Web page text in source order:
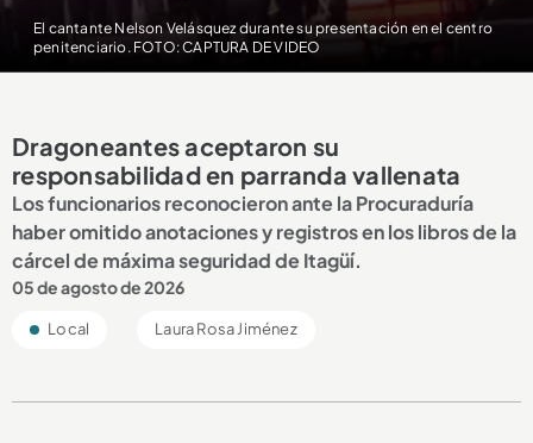
El cantante Nelson Velásquez durante su presentación en el centro
penitenciario. FOTO: CAPTURA DE VIDEO
Dragoneantes aceptaron su
responsabilidad en parranda vallenata
Los funcionarios reconocieron ante la Procuraduría
haber omitido anotaciones y registros en los libros de la
cárcel de máxima seguridad de Itagüí.
05 de agosto de 2026
Local Laura Rosa Jiménez